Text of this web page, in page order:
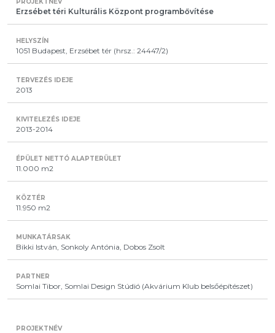
Erzsébet téri Kulturális Központ programbővítése
1051 Budapest, Erzsébet tér (hrsz.: 24447/2)
2013
2013-2014
11.000 m2
11.950 m2
Bikki István, Sonkoly Antónia, Dobos Zsolt
Somlai Tibor, Somlai Design Stúdió (Akvárium Klub belsőépítészet)